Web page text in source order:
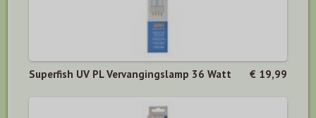
Superfish UV PL Vervangingslamp 36 Watt € 19,99